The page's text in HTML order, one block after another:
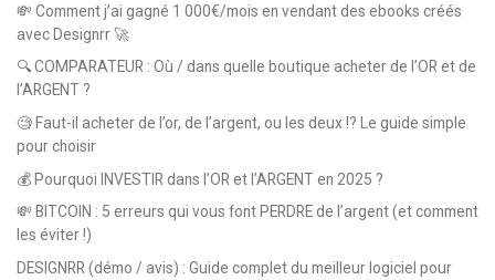
💸 Comment j’ai gagné 1 000€/mois en vendant des ebooks créés
avec Designrr 🚀
🔍 COMPARATEUR : Où / dans quelle boutique acheter de l’OR et de
l’ARGENT ?
🧐 Faut-il acheter de l’or, de l’argent, ou les deux !? Le guide simple
pour choisir
💰 Pourquoi INVESTIR dans l’OR et l’ARGENT en 2025 ?
💸 BITCOIN : 5 erreurs qui vous font PERDRE de l’argent (et comment
les éviter !)
DESIGNRR (démo / avis) : Guide complet du meilleur logiciel pour